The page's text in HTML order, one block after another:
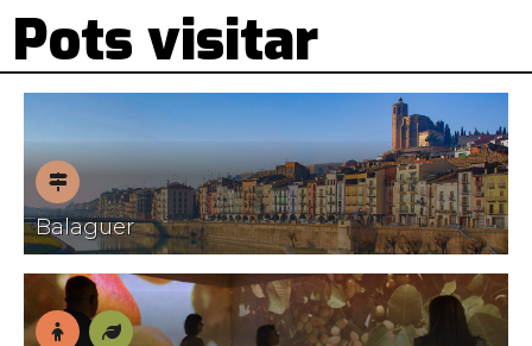
Pots visitar
Pobles
amb
encant
Balaguer